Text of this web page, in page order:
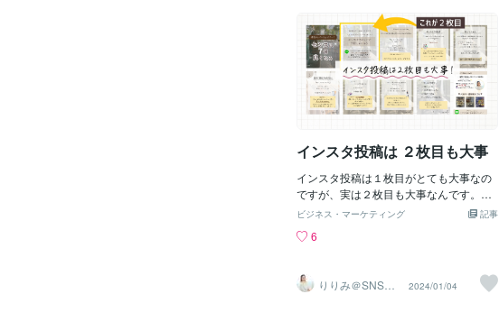
加えて統一感を出しながら、Canvaデザ
インをしていくのがお勧めです。ノンデ
ザイナーさんに嬉しい使い方ができるの
が、Canvaなのです。++++++++++++++
+++テンプレはもちろん便利です。た
だ、デメリットも理解しながら賢く使っ
ていきましょう。藤川莉里美
もらえない ・なかなか０－１が達成でき
ない ということになってしまうからで
す。 以前の私がまさしくそうでした。 あ
まりに反応がないので、 かなり落ち込
み 「私にも向いてないのかも…」と ビジ
ネスをやめようとさえ思ったほどで
す。 でも落ち込んでばかりはいられない
え、 世界観をととのえて発信したとこ
人 と増えていき ４か月で1500人にもな
りました。 そして2か月で0－1を達成す
ることができたのです。 その時にやっぱ
りデザインって大事だな 世界観を作るっ
ていないなら それは世界観を作れていな
いからかもしれませんよ。 インスタでビ
インスタ投稿は ２枚目も大事
インスタ投稿は１枚目がとても大事なの
ですが、実は２枚目も大事なんです。２
枚目もTOP画像と同じように出てくるこ
P画像のようにわかりやすくつくること
時間を増やし、保存してもらえて、ファ
ン化できる。そんなアカウントを作りま
記事
ビジネス・マーケティング
6
りりみ＠SNSイ
ンスタ運用
2024/01/04